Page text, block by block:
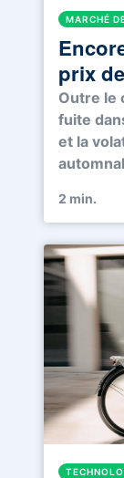
MARCHÉ
prix
Outre le
fuite
et la
2 min.